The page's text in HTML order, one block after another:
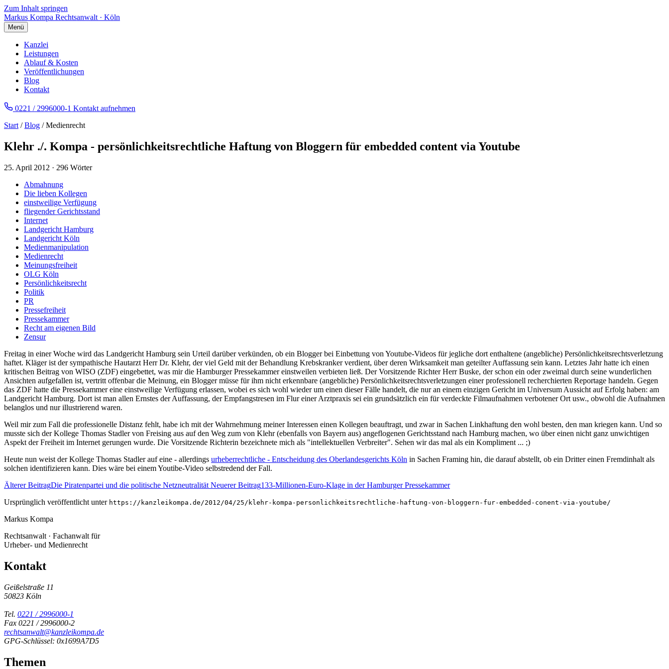
Zum Inhalt springen
Markus Kompa Rechtsanwalt · Köln
Menü
Kanzlei
Leistungen
Ablauf & Kosten
Veröffentlichungen
Blog
Kontakt
0221 / 2996000-1 Kontakt aufnehmen
Start /Blog / Medienrecht
Klehr ./. Kompa - persönlichkeitsrechtliche Haftung von Bloggern für embedded content via Youtube
25. April 2012 · 296 Wörter
Abmahnung
Die lieben Kollegen
einstweilige Verfügung
fliegender Gerichtsstand
Internet
Landgericht Hamburg
Landgericht Köln
Medienmanipulation
Medienrecht
Meinungsfreiheit
OLG Köln
Persönlichkeitsrecht
Politik
PR
Pressefreiheit
Pressekammer
Recht am eigenen Bild
Zensur
Freitag in einer Woche wird das Landgericht Hamburg sein Urteil darüber verkünden, ob ein Blogger bei Einbettung von Youtube-Videos für jegliche dort enthaltene (angebliche) Persönlichkeitsrechtsverletzung
haftet. Kläger ist der sympathische Hautarzt Herr Dr. Klehr, der viel Geld mit der Behandlung Krebskranker verdient, über deren Wirksamkeit man geteilter Auffassung sein kann. Letztes Jahr hatte ich einen
kritischen Beitrag von WISO (ZDF) eingebettet, was mir die Hamburger Pressekammer einstweilen verbieten ließ. Der Vorsitzende Richter Herr Buske, der schon ein oder zweimal durch seine wunderlichen
Ansichten aufgefallen ist, vertritt offenbar die Meinung, ein Blogger müsse für ihm nicht erkennbare (angebliche) Persönlichkeitsrechtsverletzungen einer professionell recherchierten Reportage handeln. Gegen
das ZDF hatte die Pressekammer eine einstweilige Verfügung erlassen, wobei es sich wohl wieder um einen dieser Fälle handelt, die nur an einem einzigen Gericht im Universum Aussicht auf Erfolg haben: am
Landgericht Hamburg. Dort ist man allen Ernstes der Auffassung, der Empfangstresen im Flur einer Arztpraxis sei ein grundsätzlich ein für verdeckte Filmaufnahmen verbotener Ort usw., obwohl die Aufnahmen
belanglos und nur illustrierend waren.
Weil mir zum Fall die professionelle Distanz fehlt, habe ich mit der Wahrnehmung meiner Interessen einen Kollegen beauftragt, und zwar in Sachen Linkhaftung den wohl besten, den man kriegen kann. Und so
musste sich der Kollege Thomas Stadler von Freising aus auf den Weg zum von Klehr (ebenfalls von Bayern aus) angeflogenen Gerichtsstand nach Hamburg machen, wo über einen nicht ganz unwichtigen
Aspekt der Freiheit im Internet gerungen wurde. Die Vorsitzende Richterin bezeichnete mich als "intellektuellen Verbreiter". Sehen wir das mal als ein Kompliment ... ;)
Heute nun weist der Kollege Thomas Stadler auf eine - allerdings urheberrechtliche - Entscheidung des Oberlandesgerichts Köln in Sachen Framing hin, die darauf abstellt, ob ein Dritter einen Fremdinhalt als
solchen identifizieren kann. Dies wäre bei einem Youtibe-Video selbstredend der Fall.
Älterer BeitragDie Piratenpartei und die politische Netzneutralität Neuerer Beitrag133-Millionen-Euro-Klage in der Hamburger Pressekammer
Ursprünglich veröffentlicht unter https://kanzleikompa.de/2012/04/25/klehr-kompa-personlichkeitsrechtliche-haftung-von-bloggern-fur-embedded-conent-via-youtube/
Markus Kompa
Rechtsanwalt · Fachanwalt für
Urheber- und Medienrecht
Kontakt
Geißelstraße 11
50823 Köln
Tel. 0221 / 2996000-1
Fax 0221 / 2996000-2
rechtsanwalt@kanzleikompa.de
GPG-Schlüssel: 0x1699A7D5
Themen